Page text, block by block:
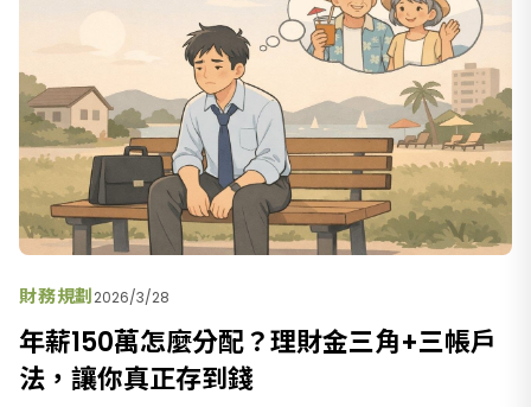
財務規劃2026/3/28
年薪150萬怎麼分配？理財金三角+三帳戶
法，讓你真正存到錢